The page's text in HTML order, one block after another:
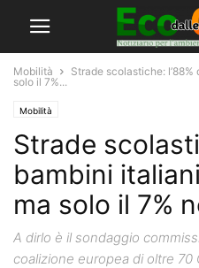
Mobilità
Strade scolastiche:
solo il 7%...
Mobilità
Strade
bambini
ma solo il 7%
A dirlo è il sondaggio
coalizione europea di oltre 70